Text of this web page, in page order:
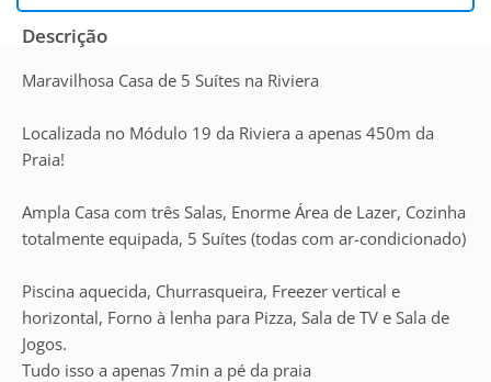
Descrição
Maravilhosa Casa de 5 Suítes na Riviera
Localizada no Módulo 19 da Riviera a apenas 450m da
Praia!
Ampla Casa com três Salas, Enorme Área de Lazer, Cozinha
totalmente equipada, 5 Suítes (todas com ar-condicionado)
Piscina aquecida, Churrasqueira, Freezer vertical e
horizontal, Forno à lenha para Pizza, Sala de TV e Sala de
Jogos.
Tudo isso a apenas 7min a pé da praia